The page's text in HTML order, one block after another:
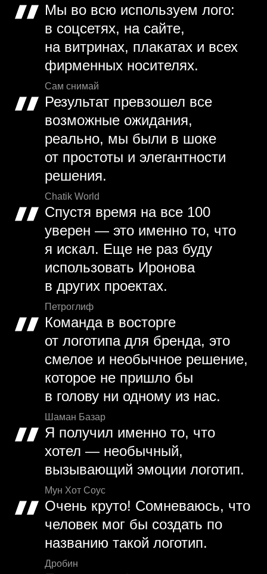
Мы во всю используем лого:
в соцсетях, на сайте,
на витринах, плакатах и всех
фирменных носителях.
Сам снимай
Результат превзошел все
возможные ожидания,
реально, мы были в шоке
от простоты и элегантности
решения.
Chatik World
Спустя время на все 100
уверен — это именно то, что
я искал. Еще не раз буду
использовать Иронова
в других проектах.
Петроглиф
Команда в восторге
от логотипа для бренда, это
смелое и необычное решение,
которое не пришло бы
в голову ни одному из нас.
Шаман Базар
Я получил именно то, что
хотел — необычный,
вызывающий эмоции логотип.
Мун Хот Соус
Очень круто! Сомневаюсь, что
человек мог бы создать по
названию такой логотип.
Дробин